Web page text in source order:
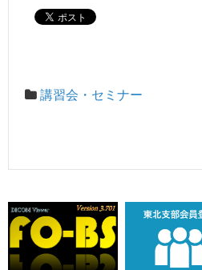
講習会・セミナー